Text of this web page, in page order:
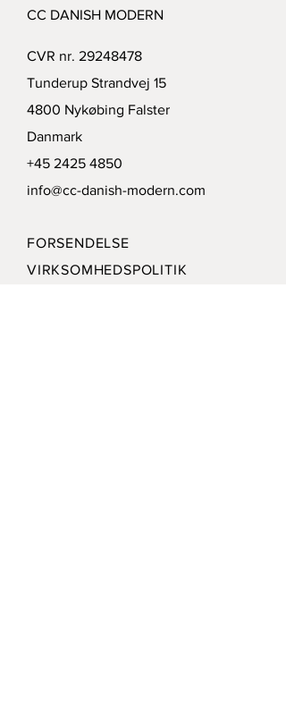
CC DANISH MODERN
CVR nr. 29248478
Tunderup Strandvej 15
4800 Nykøbing Falster
Danmark
+45 2425 4850
info@cc-danish-modern.com
FORSENDELSE
VIRKSOMHEDSPOLITIK